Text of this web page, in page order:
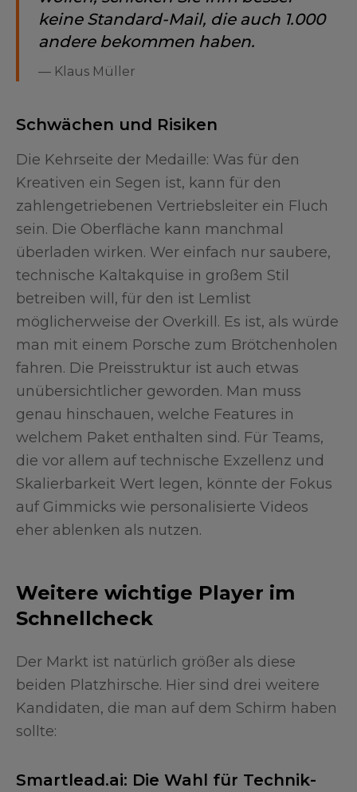
keine Standard-Mail, die auch 1.000
andere bekommen haben.
— Klaus Müller
Schwächen und Risiken
Die Kehrseite der Medaille: Was für den
Kreativen ein Segen ist, kann für den
zahlengetriebenen Vertriebsleiter ein Fluch
sein. Die Oberfläche kann manchmal
überladen wirken. Wer einfach nur saubere,
technische Kaltakquise in großem Stil
betreiben will, für den ist Lemlist
möglicherweise der Overkill. Es ist, als würde
man mit einem Porsche zum Brötchenholen
fahren. Die Preisstruktur ist auch etwas
unübersichtlicher geworden. Man muss
genau hinschauen, welche Features in
welchem Paket enthalten sind. Für Teams,
die vor allem auf technische Exzellenz und
Skalierbarkeit Wert legen, könnte der Fokus
auf Gimmicks wie personalisierte Videos
eher ablenken als nutzen.
Weitere wichtige Player im
Schnellcheck
Der Markt ist natürlich größer als diese
beiden Platzhirsche. Hier sind drei weitere
Kandidaten, die man auf dem Schirm haben
sollte:
Smartlead.ai: Die Wahl für Technik-